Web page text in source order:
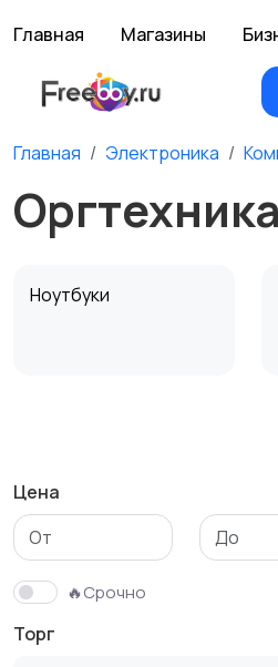
Главная Магазины
Главная Электроника
Ноутбуки
Цена
🔥Срочно
Торг